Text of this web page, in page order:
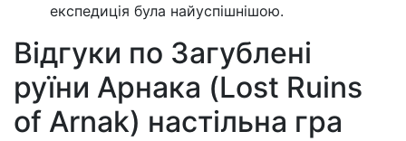
експедиція була найуспішнішою.
Відгуки по Загублені
руїни Арнака (Lost Ruins
of Arnak) настільна гра